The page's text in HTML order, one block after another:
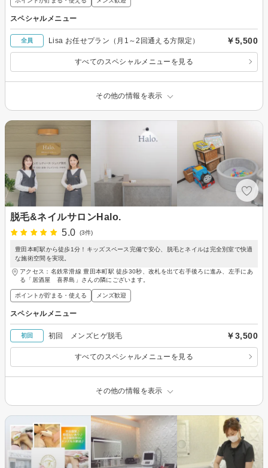
スペシャルメニュー
全員 Lisa お任せプラン（月1～2回通える方限定） ￥5,500
すべてのスペシャルメニューを見る
その他の情報を表示
脱毛&ネイルサロンHalo.
5.0
(3件)
豊田本町駅から徒歩1分！キッズスペース完備で安心、脱毛とネイルは完全別室で快適
な施術空間を実現。
アクセス：名鉄常滑線 豊田本町駅 徒歩30秒、改札を出て右手後ろに進み、左手にあ
る「居酒屋 喜界島」さんの隣にございます。
ポイントが貯まる・使える メンズ歓迎
スペシャルメニュー
初回 初回 メンズヒゲ脱毛 ￥3,500
すべてのスペシャルメニューを見る
その他の情報を表示